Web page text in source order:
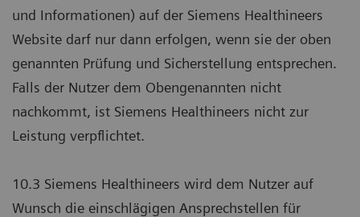
und Informationen) auf der Siemens Healthineers
Website darf nur dann erfolgen, wenn sie der oben
genannten Prüfung und Sicherstellung entsprechen.
Falls der Nutzer dem Obengenannten nicht
nachkommt, ist Siemens Healthineers nicht zur
Leistung verpflichtet.
10.3 Siemens Healthineers wird dem Nutzer auf
Wunsch die einschlägigen Ansprechstellen für